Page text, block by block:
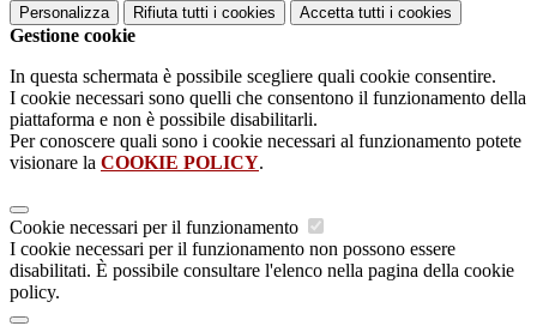
Personalizza Rifiuta tutti i cookies Accetta tutti i cookies
Gestione cookie
In questa schermata è possibile scegliere quali cookie consentire.
I cookie necessari sono quelli che consentono il funzionamento della
piattaforma e non è possibile disabilitarli.
Per conoscere quali sono i cookie necessari al funzionamento potete
visionare la COOKIE POLICY.
Cookie necessari per il funzionamento
I cookie necessari per il funzionamento non possono essere
disabilitati. È possibile consultare l'elenco nella pagina della cookie
policy.